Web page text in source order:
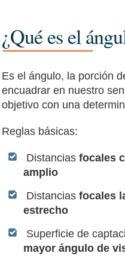
¿Qué es el
Es el ángulo, la porción
encuadrar en nuestro
objetivo con una
Reglas básicas:
Distanciasfocales
amplio
Distanciasfocales
estrecho
Superficie de
mayor ángulo de